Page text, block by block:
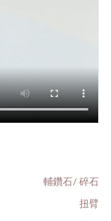
輔鑽石/ 碎石
扭臂